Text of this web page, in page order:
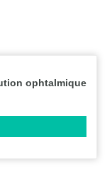
ophtalmique